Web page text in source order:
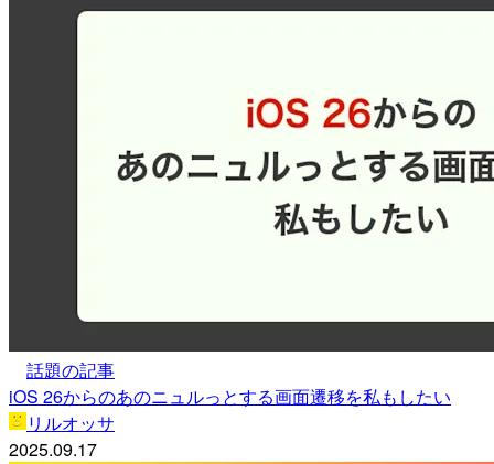
話題の記事
iOS 26からのあのニュルっとする画面遷移を私もしたい
リルオッサ
2025.09.17